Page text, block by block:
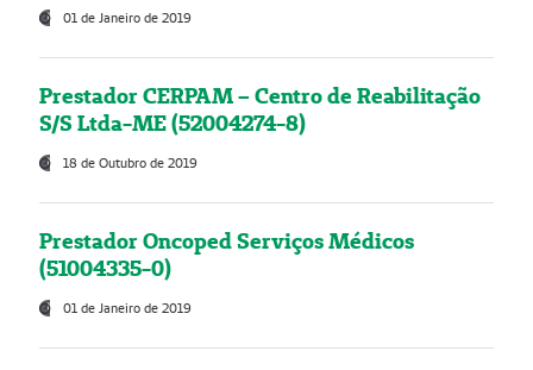
01 de Janeiro de 2019
Prestador CERPAM – Centro de Reabilitação
S/S Ltda-ME (52004274-8)
18 de Outubro de 2019
Prestador Oncoped Serviços Médicos
(51004335-0)
01 de Janeiro de 2019